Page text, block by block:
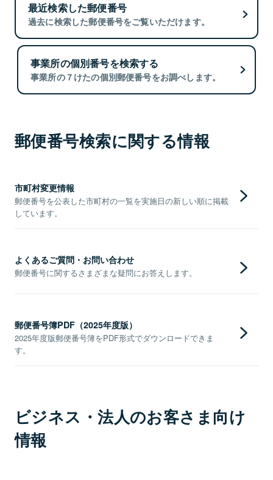
最近検索した郵便番号
過去に検索した郵便番号をご覧いただけます。
事業所の個別番号を検索する
事業所の７けたの個別郵便番号をお調べします。
郵便番号検索に関する情報
市町村変更情報
郵便番号を公表した市町村の一覧を実施日の新しい順に掲載
しています。
よくあるご質問・お問い合わせ
郵便番号に関するさまざまな疑問にお答えします。
郵便番号簿PDF（2025年度版）
2025年度版郵便番号簿をPDF形式でダウンロードできま
す。
ビジネス・法人のお客さま向け
情報